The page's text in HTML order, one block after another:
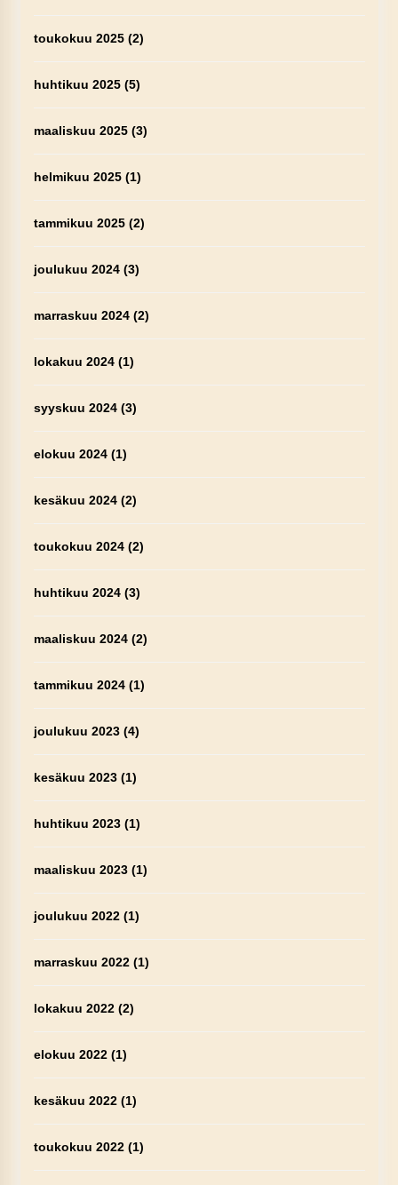
toukokuu 2025(2)
huhtikuu 2025(5)
maaliskuu 2025(3)
helmikuu 2025(1)
tammikuu 2025(2)
joulukuu 2024(3)
marraskuu 2024(2)
lokakuu 2024(1)
syyskuu 2024(3)
elokuu 2024(1)
kesäkuu 2024(2)
toukokuu 2024(2)
huhtikuu 2024(3)
maaliskuu 2024(2)
tammikuu 2024(1)
joulukuu 2023(4)
kesäkuu 2023(1)
huhtikuu 2023(1)
maaliskuu 2023(1)
joulukuu 2022(1)
marraskuu 2022(1)
lokakuu 2022(2)
elokuu 2022(1)
kesäkuu 2022(1)
toukokuu 2022(1)